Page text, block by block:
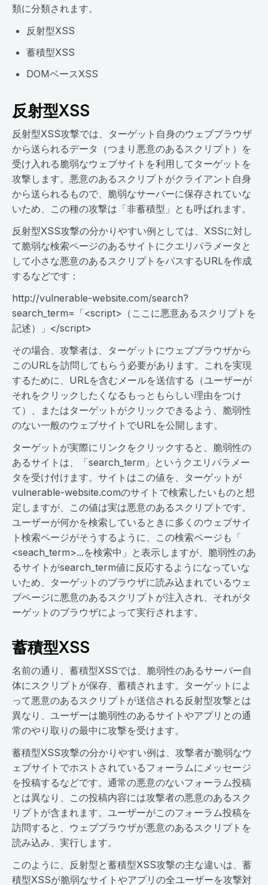
類に分類されます。
反射型XSS
蓄積型XSS
DOMベースXSS
反射型XSS
反射型XSS攻撃では、ターゲット自身のウェブブラウザ
から送られるデータ（つまり悪意のあるスクリプト）を
受け入れる脆弱なウェブサイトを利用してターゲットを
攻撃します。悪意のあるスクリプトがクライアント自身
から送られるもので、脆弱なサーバーに保存されていな
いため、この種の攻撃は「非蓄積型」とも呼ばれます。
反射型XSS攻撃の分かりやすい例としては、XSSに対し
て脆弱な検索ページのあるサイトにクエリパラメータと
して小さな悪意のあるスクリプトをパスするURLを作成
するなどです：
http://vulnerable-website.com/search?
search_term=「<script>（​​ここに悪意あるスクリプトを
記述）​​​」</script>
その場合、攻撃者は、ターゲットにウェブブラウザから
このURLを訪問してもらう必要があります。これを実現
するために、URLを含むメールを送信する（ユーザーが
それをクリックしたくなるもっともらしい理由をつけ
て）、またはターゲットがクリックできるよう、脆弱性
のない一般のウェブサイトでURLを公開します。
ターゲットが実際にリンクをクリックすると、脆弱性の
あるサイトは、「search_term」というクエリパラメー
タを受け付けます。サイトはこの値を、ターゲットが
vulnerable-website.comのサイトで検索したいものと想
定しますが、この値は実は悪意のあるスクリプトです。
ユーザーが何かを検索しているときに多くのウェブサイ
ト検索ページがそうするように、この検索ページも「​​​​
<seach_term>...を検索中」と表示しますが、脆弱性のあ
るサイトがsearch_term値に反応するようになっていな
いため、ターゲットのブラウザに読み込まれているウェ
ブページに悪意のあるスクリプトが注入され、それがタ
ーゲットのブラウザによって実行されます。
蓄積型XSS
名前の通り、蓄積型XSSでは、脆弱性のあるサーバー自
体にスクリプトが保存、蓄積されます。ターゲットによ
って悪意のあるスクリプトが送信される反射型攻撃とは
異なり、ユーザーは脆弱性のあるサイトやアプリとの通
常のやり取りの最中に攻撃を受けます。
蓄積型XSS攻撃の分かりやすい例は、攻撃者が脆弱なウ
ェブサイトでホストされているフォーラムにメッセージ
を投稿するなどです。通常の悪意のないフォーラム投稿
とは異なり、この投稿内容には攻撃者の悪意のあるスク
リプトが含まれます。ユーザーがこのフォーラム投稿を
訪問すると、ウェブブラウザが悪意のあるスクリプトを
読み込み、実行します。
このように、反射型と蓄積型XSS攻撃の主な違いは、蓄
積型XSSが脆弱なサイトやアプリの全ユーザーを攻撃対